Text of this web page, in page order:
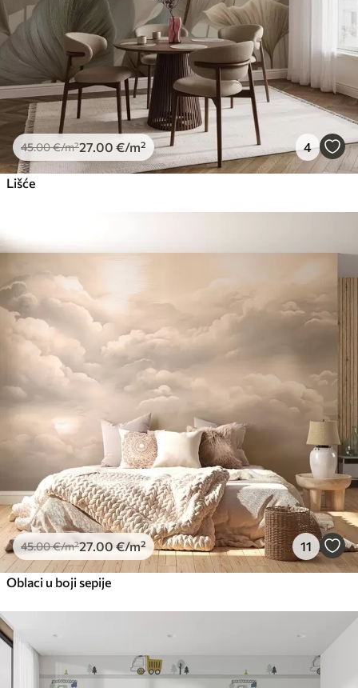
45.00€/m²27 .00 €/m² 4
Lišće
45.00€/m²27 .00 €/m² 11
Oblaci u boji sepije